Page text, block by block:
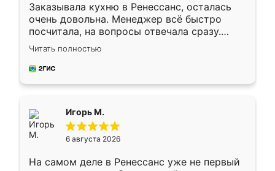
Заказывала кухню в Ренессанс, осталась
очень довольна. Менеджер всё быстро
посчитала, на вопросы отвечала сразу.
Замерщик приехал в субботу, подошёл к
делу со всей ответственностью. Собрали
за день, ребята работали аккуратно, даже
Читать полностью
Игорь М.
6 августа 2026
На самом деле в Ренессанс уже не первый